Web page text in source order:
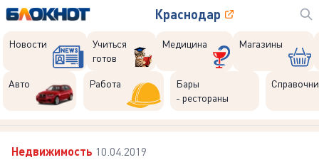
Краснодар
Новости
Учиться
готов
Медицина Магазины
Авто Работа
Бары
- рестораны
Недвижимость 10.04.2019